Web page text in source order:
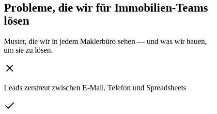
Probleme, die wir für Immobilien-Teams
lösen
Muster, die wir in jedem Maklerbüro sehen — und was wir bauen,
um sie zu lösen.
Leads zerstreut zwischen E-Mail, Telefon und Spreadsheets